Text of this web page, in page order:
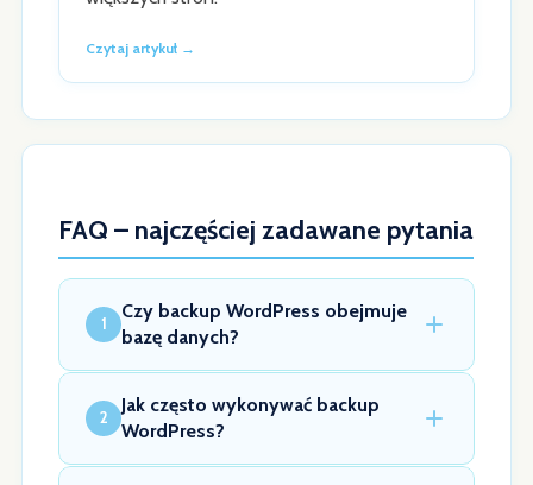
Czytaj artykuł →
FAQ – najczęściej zadawane pytania
1
Czy backup WordPress obejmuje
bazę danych?
2
Jak często wykonywać backup
WordPress?